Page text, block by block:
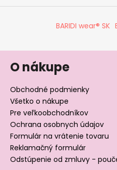
BARIDI wear® SK
O nákupe
Obchodné podmienky
Všetko o nákupe
Pre veľkoobchodníkov
Ochrana osobnych údajov
Formulár na vrátenie tovaru
Reklamačný formulár
Odstúpenie od zmluvy -